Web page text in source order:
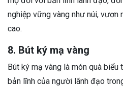
nghiệp vững vàng như núi, vươn
cao.
8. Bút ký mạ vàng
Bút ký mạ vàng là món quà
bản lĩnh của người lãnh đạo